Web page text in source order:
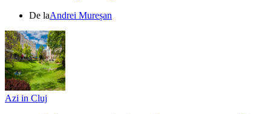
De laAndrei Mureșan
Azi in Cluj